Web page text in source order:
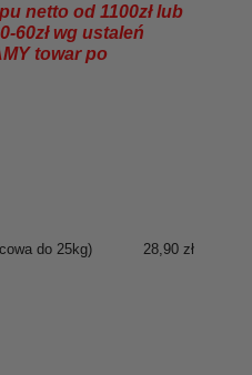
netto od 1100zł lub
60zł wg ustaleń
towar po
KOSZTÓW
do 25kg) 28,90 zł